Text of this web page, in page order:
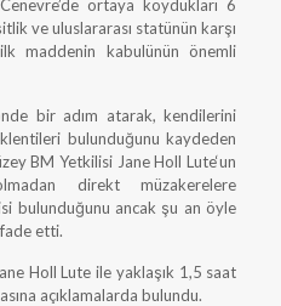
ortaya koydukları 6
ve uluslararası statünün karşı
maddenin kabulünün önemli
bir adım atarak, kendilerini
bulunduğunu kaydeden
BM Yetkilisi Jane Holl Lute‘un
direkt müzakerelere
bulunduğunu ancak şu an öyle
etti.
Holl Lute ile yaklaşık 1,5 saat
açıklamalarda bulundu.